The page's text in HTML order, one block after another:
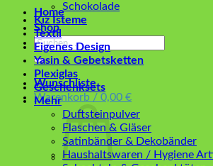
Home
Shop
Suchen
nach:
Wunschliste
Warenkorb / 0,00 €
Schokolade
Kız İsteme
Textil
Eigenes Design
Yasin & Gebetsketten
Plexiglas
Geschenksets
Mehr
Duftsteinpulver
Flaschen & Gläser
Satinbänder & Dekobänder
Haushaltswaren / Hygiene